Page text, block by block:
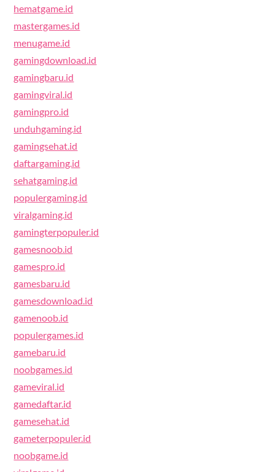
hematgame.id
mastergames.id
menugame.id
gamingdownload.id
gamingbaru.id
gamingviral.id
gamingpro.id
unduhgaming.id
gamingsehat.id
daftargaming.id
sehatgaming.id
populergaming.id
viralgaming.id
gamingterpopuler.id
gamesnoob.id
gamespro.id
gamesbaru.id
gamesdownload.id
gamenoob.id
populergames.id
gamebaru.id
noobgames.id
gameviral.id
gamedaftar.id
gamesehat.id
gameterpopuler.id
noobgame.id